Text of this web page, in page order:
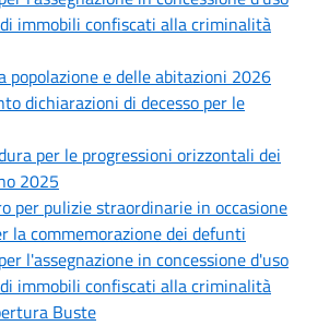
immobili confiscati alla criminalità
popolazione e delle abitazioni 2026
dichiarazioni di decesso per le
per le progressioni orizzontali dei
2025
per pulizie straordinarie in occasione
la commemorazione dei defunti
l'assegnazione in concessione d'uso
immobili confiscati alla criminalità
Buste